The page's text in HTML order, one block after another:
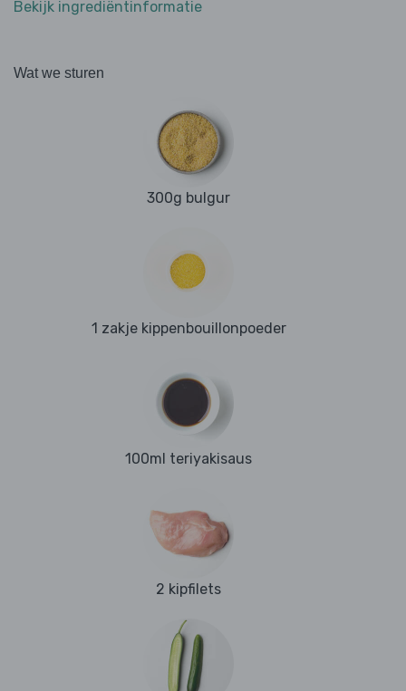
Bekijk ingrediëntinformatie
Wat we sturen
300g bulgur
1 zakje kippenbouillonpoeder
100ml teriyakisaus
2 kipfilets